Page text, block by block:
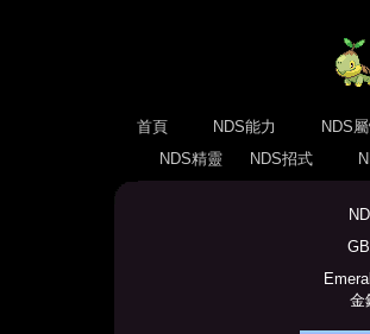
首頁 NDS能力 NDS
NDS精靈
NDS招式
金